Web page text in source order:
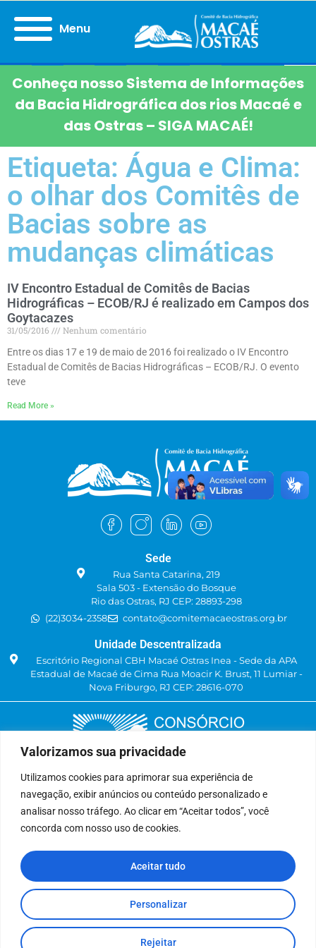
Valorizamos sua privacidade
Utilizamos cookies para aprimorar sua experiência de
navegação, exibir anúncios ou conteúdo personalizado e
analisar nosso tráfego. Ao clicar em “Aceitar todos”, você
concorda com nosso uso de cookies.
Personalizar
Rejeitar
Aceitar tudo
Menu
Conheça nosso Sistema de Informações
da Bacia Hidrográfica dos rios Macaé e
das Ostras – SIGA MACAÉ!
Etiqueta: Água e Clima:
o olhar dos Comitês de
Bacias sobre as
mudanças climáticas
IV Encontro Estadual de Comitês de Bacias
Hidrográficas – ECOB/RJ é realizado em Campos dos
Goytacazes
31/05/2016
Nenhum comentário
Entre os dias 17 e 19 de maio de 2016 foi realizado o IV Encontro
Estadual de Comitês de Bacias Hidrográficas – ECOB/RJ. O evento
teve
Read More »
Sede
Rua Santa Catarina, 219
Sala 503 - Extensão do Bosque
Rio das Ostras, RJ CEP: 28893-298
(22)3034-2358
contato@comitemacaeostras.org.br
Unidade Descentralizada
Escritório Regional CBH Macaé Ostras Inea - Sede da APA
Estadual de Macaé de Cima Rua Moacir K. Brust, 11 Lumiar -
Nova Friburgo, RJ CEP: 28616-070
Delegatária (CILSJ)
Rua: Avenida Um, n° 01, Lote 01, Quadra 11
Bairro: Jardins de São Pedro
São Pedro da Aldeia, RJ
(22) 9 8841-2358
secretariaexecutiva@cilsj.org.br